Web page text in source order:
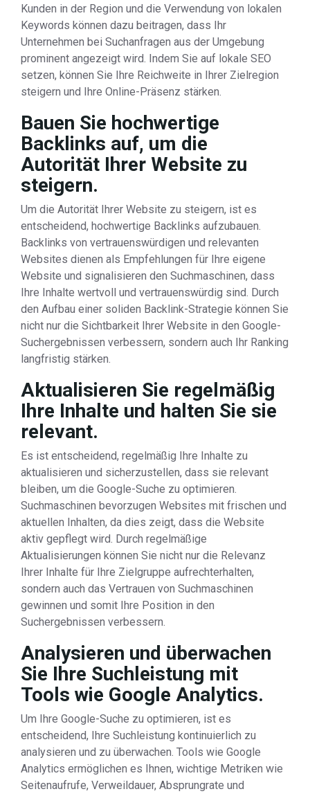
Kunden in der Region und die Verwendung von lokalen
Keywords können dazu beitragen, dass Ihr
Unternehmen bei Suchanfragen aus der Umgebung
prominent angezeigt wird. Indem Sie auf lokale SEO
setzen, können Sie Ihre Reichweite in Ihrer Zielregion
steigern und Ihre Online-Präsenz stärken.
Bauen Sie hochwertige
Backlinks auf, um die
Autorität Ihrer Website zu
steigern.
Um die Autorität Ihrer Website zu steigern, ist es
entscheidend, hochwertige Backlinks aufzubauen.
Backlinks von vertrauenswürdigen und relevanten
Websites dienen als Empfehlungen für Ihre eigene
Website und signalisieren den Suchmaschinen, dass
Ihre Inhalte wertvoll und vertrauenswürdig sind. Durch
den Aufbau einer soliden Backlink-Strategie können Sie
nicht nur die Sichtbarkeit Ihrer Website in den Google-
Suchergebnissen verbessern, sondern auch Ihr Ranking
langfristig stärken.
Aktualisieren Sie regelmäßig
Ihre Inhalte und halten Sie sie
relevant.
Es ist entscheidend, regelmäßig Ihre Inhalte zu
aktualisieren und sicherzustellen, dass sie relevant
bleiben, um die Google-Suche zu optimieren.
Suchmaschinen bevorzugen Websites mit frischen und
aktuellen Inhalten, da dies zeigt, dass die Website
aktiv gepflegt wird. Durch regelmäßige
Aktualisierungen können Sie nicht nur die Relevanz
Ihrer Inhalte für Ihre Zielgruppe aufrechterhalten,
sondern auch das Vertrauen von Suchmaschinen
gewinnen und somit Ihre Position in den
Suchergebnissen verbessern.
Analysieren und überwachen
Sie Ihre Suchleistung mit
Tools wie Google Analytics.
Um Ihre Google-Suche zu optimieren, ist es
entscheidend, Ihre Suchleistung kontinuierlich zu
analysieren und zu überwachen. Tools wie Google
Analytics ermöglichen es Ihnen, wichtige Metriken wie
Seitenaufrufe, Verweildauer, Absprungrate und